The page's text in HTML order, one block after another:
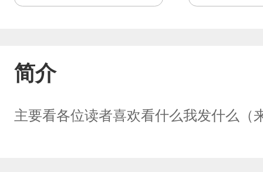
简介
主要看各位读者喜欢看什么我发什么（